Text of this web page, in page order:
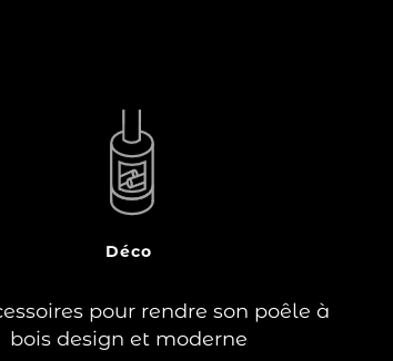
Déco
pour rendre son poêle à
bois design et moderne
sont essentiels pour faire de votre
système de chauffage un espace
contemporain et chaleureux de
votre intérieur.
avez fait le choix de vous équiper
Lire la suite